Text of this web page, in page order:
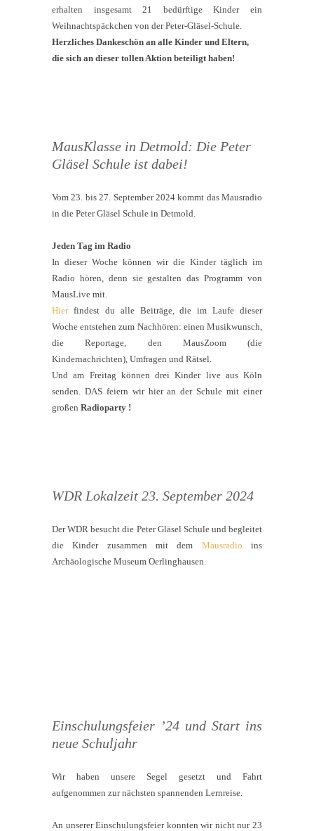
erhalten insgesamt 21 bedürftige Kinder ein
Weihnachtspäckchen von der Peter-Gläsel-Schule.
Herzliches Dankeschön an alle Kinder und Eltern,
die sich an dieser tollen Aktion beteiligt haben!
MausKlasse in Detmold: Die Peter
Gläsel Schule ist dabei!
Vom 23. bis 27. September 2024 kommt das Mausradio
in die Peter Gläsel Schule in Detmold.
Jeden Tag im Radio
In dieser Woche können wir die Kinder täglich im
Radio hören, denn sie gestalten das Programm von
MausLive mit.
Hierfindest du alle Beiträge, die im Laufe dieser
Woche entstehen zum Nachhören: einen Musikwunsch,
die Reportage, den MausZoom (die
Kindernachrichten), Umfragen und Rätsel.
Und am Freitag können drei Kinder live aus Köln
senden. DAS feiern wir hier an der Schule mit einer
großen Radioparty !
WDR Lokalzeit 23. September 2024
Der WDR besucht die Peter Gläsel Schule und begleitet
die Kinder zusammen mit dem Mausradio ins
Archäologische Museum Oerlinghausen.
Einschulungsfeier ’24 und Start ins
neue Schuljahr
Wir haben unsere Segel gesetzt und Fahrt
aufgenommen zur nächsten spannenden Lernreise.
An unserer Einschulungsfeier konnten wir nicht nur 23